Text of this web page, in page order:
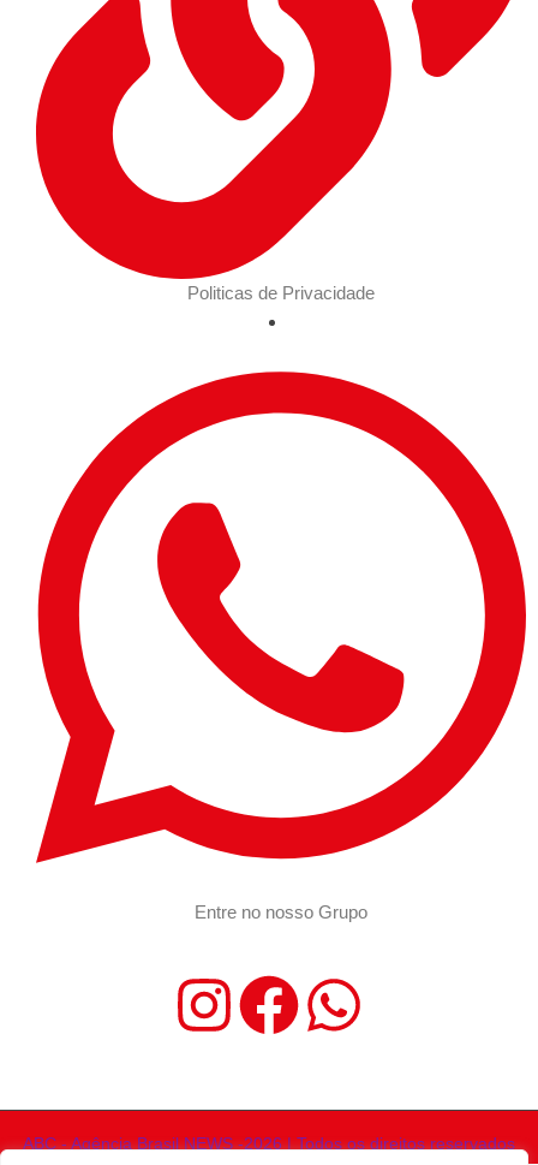
Politicas de Privacidade
Entre no nosso Grupo
ABC - Agência Brasil NEWS -2026 | Todos os direitos reservados